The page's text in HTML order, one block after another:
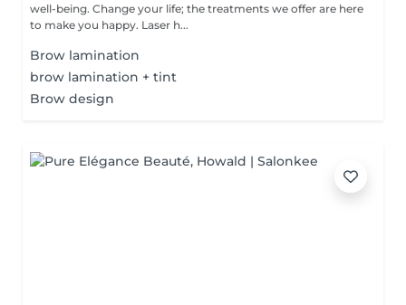
well-being. Change your life; the treatments we offer are here
to make you happy. Laser h...
Brow lamination
brow lamination + tint
Brow design